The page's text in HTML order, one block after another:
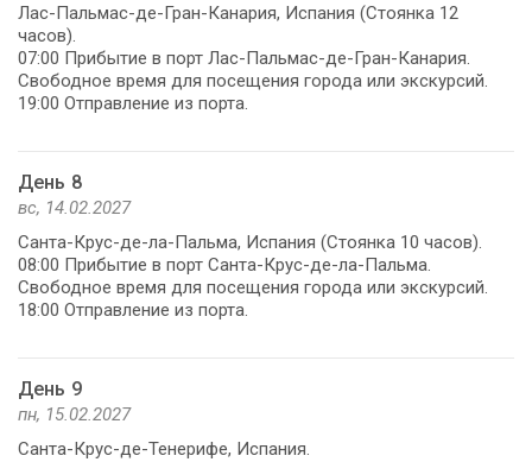
Лас-Пальмас-де-Гран-Канария, Испания (Стоянка 12
часов).
07:00 Прибытие в порт Лас-Пальмас-де-Гран-Канария.
Свободное время для посещения города или экскурсий.
19:00 Отправление из порта.
День 8
вс, 14.02.2027
Санта-Крус-де-ла-Пальма, Испания (Стоянка 10 часов).
08:00 Прибытие в порт Санта-Крус-де-ла-Пальма.
Свободное время для посещения города или экскурсий.
18:00 Отправление из порта.
День 9
пн, 15.02.2027
Санта-Крус-де-Тенерифе, Испания.